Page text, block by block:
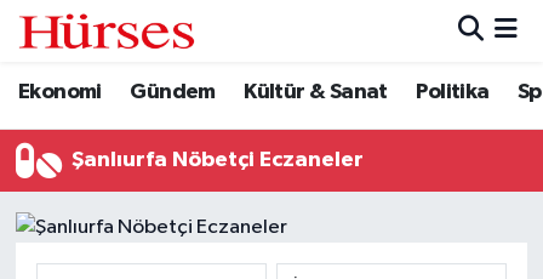
Ekonomi Gündem Kültür & Sanat Politika
Şanlıurfa Nöbetçi Eczaneler
Ekonomi
Gündem
Kültür & Sanat
Hava Durumu
Trafik Durumu
Süper Lig Puan Durumu ve Fikstür